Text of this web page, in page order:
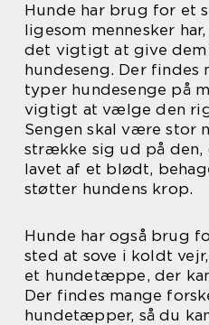
Hunde har brug for et
ligesom mennesker
det vigtigt at give dem
hundeseng. Der findes
typer hundesenge på
vigtigt at vælge den
Sengen skal være stor
strække sig ud på den,
lavet af et blødt,
støtter hundens krop.
Hunde har også brug
sted at sove i koldt
et hundetæppe, der
Der findes mange
hundetæpper, så du